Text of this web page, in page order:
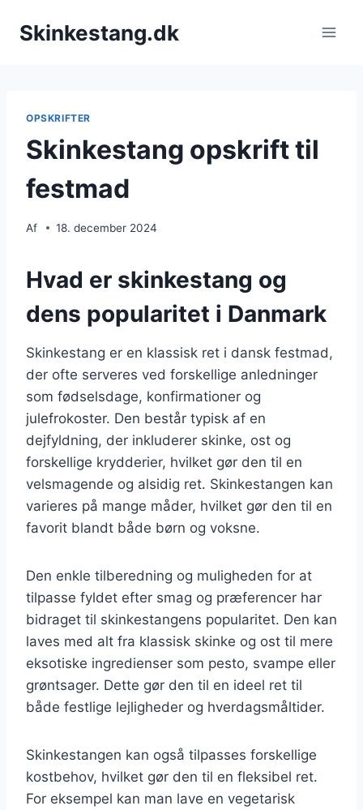
Skinkestang.dk
OPSKRIFTER
Skinkestang opskrift til
festmad
Af 18. december 2024
Hvad er skinkestang og
dens popularitet i Danmark
Skinkestang er en klassisk ret i dansk festmad,
der ofte serveres ved forskellige anledninger
som fødselsdage, konfirmationer og
julefrokoster. Den består typisk af en
dejfyldning, der inkluderer skinke, ost og
forskellige krydderier, hvilket gør den til en
velsmagende og alsidig ret. Skinkestangen kan
varieres på mange måder, hvilket gør den til en
favorit blandt både børn og voksne.
Den enkle tilberedning og muligheden for at
tilpasse fyldet efter smag og præferencer har
bidraget til skinkestangens popularitet. Den kan
laves med alt fra klassisk skinke og ost til mere
eksotiske ingredienser som pesto, svampe eller
grøntsager. Dette gør den til en ideel ret til
både festlige lejligheder og hverdagsmåltider.
Skinkestangen kan også tilpasses forskellige
kostbehov, hvilket gør den til en fleksibel ret.
For eksempel kan man lave en vegetarisk